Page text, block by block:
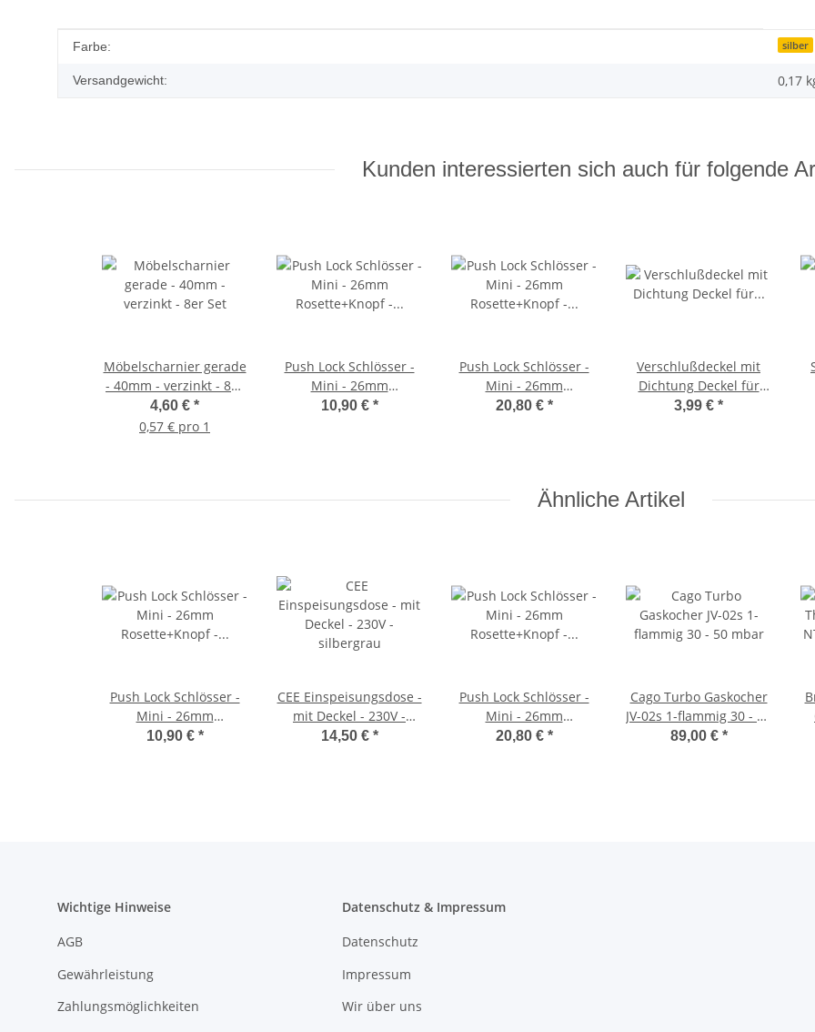
Produkteigenschaft
Wert
Farbe: silber
Versandgewicht: 0,17
Kunden interessierten sich auch für folgende
Möbelscharnier gerade
- 40mm - verzinkt - 8er
Set
4,60 € *
0,57 € pro 1
Push Lock Schlösser -
Mini - 26mm
Rosette+Knopf - 3er Set
10,90 € *
Push Lock Schlösser -
Mini - 26mm
Rosette+Knopf - 10er
20,80 € *
Verschlußdeckel mit
Dichtung Deckel für
Kanister Schraub-
3,99 € *
Ähnliche Artikel
Push Lock Schlösser -
Mini - 26mm
Rosette+Knopf - 3er Set
10,90 € *
CEE Einspeisungsdose -
mit Deckel - 230V -
silbergrau
14,50 € *
Push Lock Schlösser -
Mini - 26mm
Rosette+Knopf - 10er
20,80 € *
Cago Turbo Gaskocher
JV-02s 1-flammig 30 - 50
mbar
89,00 € *
Wichtige Hinweise
AGB
Gewährleistung
Zahlungsmöglichkeiten
Datenschutz & Impressum
Datenschutz
Impressum
Wir über uns